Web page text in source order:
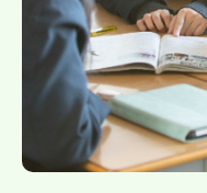
学校HP最新情報